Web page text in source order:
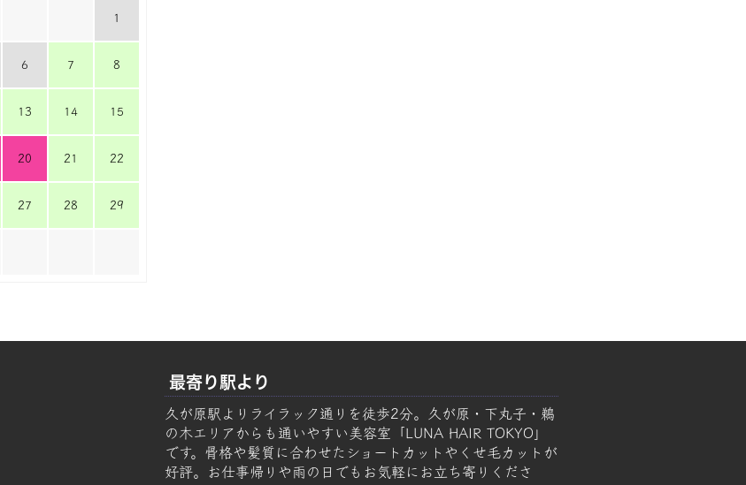
1
6 7 8
13 14 15
20 21 22
27 28 29
最寄り駅より
久が原駅よりライラック通りを徒歩2分。久が原・下丸子・鵜
の木エリアからも通いやすい美容室「LUNA HAIR TOKYO」
です。骨格や髪質に合わせたショートカットやくせ毛カットが
好評。お仕事帰りや雨の日でもお気軽にお立ち寄りくださ